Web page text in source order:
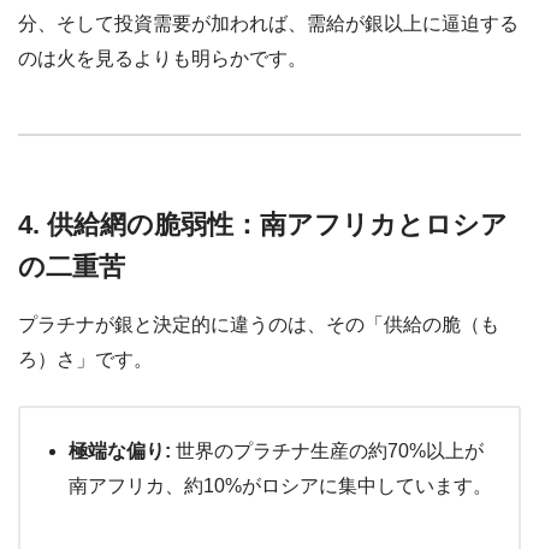
分、そして投資需要が加われば、需給が銀以上に逼迫する
のは火を見るよりも明らかです。
4. 供給網の脆弱性：南アフリカとロシア
の二重苦
プラチナが銀と決定的に違うのは、その「供給の脆（も
ろ）さ」です。
極端な偏り: 世界のプラチナ生産の約70%以上が
南アフリカ、約10%がロシアに集中しています。